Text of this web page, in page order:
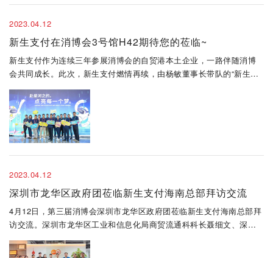
2023.04.12
新生支付在消博会3号馆H42期待您的莅临~
新生支付作为连续三年参展消博会的自贸港本土企业，一路伴随消博
会共同成长。此次，新生支付燃情再续，由杨敏董事长带队的“新生天
团”以变革者的全新姿态再度亮相消博会3号展馆，为大家带来融合科技
创新与本土产业双重优势的综合支付解决方案。海航信管党委书记廖
虹宇及..
2023.04.12
深圳市龙华区政府团莅临新生支付海南总部拜访交流
4月12日，第三届消博会深圳市龙华区政府团莅临新生支付海南总部拜
访交流。深圳市龙华区工业和信息化局商贸流通科科长聂细文、深圳
市观澜海关查检科科长纪映文、深圳市观澜海关综合业务科副科长王
清媛等领导出席本次会议并进行交流座谈。新生支付总经理杜才明、